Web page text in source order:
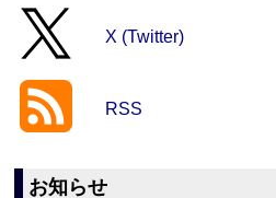
X (Twitter)
RSS
お知らせ